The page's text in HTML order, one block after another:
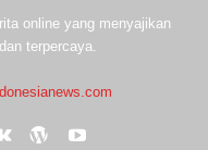
online yang menyajikan
terpercaya.